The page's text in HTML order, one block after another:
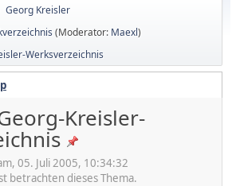
Georg Kreisler
(Moderator: Maexl)
Werksverzeichnis
Kreisler-
05. Juli 2005, 10:34:32
betrachten dieses Thema.